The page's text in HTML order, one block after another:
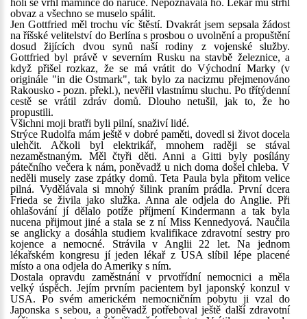
holi se vrhl mamince do náruče. Nepoznávala ho. Lékař mu strhl
obvaz a všechno se muselo spálit.
Jen Gottfried měl trochu víc štěstí. Dvakrát jsem sepsala žádost
na říšské velitelství do Berlína s prosbou o uvolnění a propuštění
dosud žijících dvou synů naší rodiny z vojenské služby.
Gottfried byl právě v severním Rusku na stavbě železnice, a
když přišel rozkaz, že se má vrátit do Východní Marky (v
originále "in die Ostmark", tak bylo za nacizmu přejmenováno
Rakousko - pozn. překl.), nevěřil vlastnímu sluchu. Po třítýdenní
cestě se vrátil zdráv domů. Dlouho netušil, jak to, že ho
propustili.
Všichni moji bratři byli pilní, snaživí lidé.
Strýce Rudolfa mám ještě v dobré paměti, dovedl si život docela
ulehčit. Ačkoli byl elektrikář, mnohem raději se stával
nezaměstnaným. Měl čtyři děti. Anni a Gitti byly posílány
pátečního večera k nám, poněvadž u nich doma došel chleba. V
neděli musely zase zpátky domů. Teta Paula byla přitom velice
pilná. Vydělávala si mnohý šilink praním prádla. První dcera
Frieda se živila jako služka. Anna ale odjela do Anglie. Při
ohlašování jí dělalo potíže příjmení Kindermann a tak byla
nucena přijmout jiné a stala se z ní Miss Kennedyová. Naučila
se anglicky a dosáhla studiem kvalifikace zdravotní sestry pro
kojence a nemocné. Strávila v Anglii 22 let. Na jednom
lékařském kongresu jí jeden lékař z USA slíbil lépe placené
místo a ona odjela do Ameriky s ním.
Dostala opravdu zaměstnání v prvotřídní nemocnici a měla
velký úspěch. Jejím prvním pacientem byl japonský konzul v
USA. Po svém americkém nemocničním pobytu ji vzal do
Japonska s sebou, a poněvadž potřeboval ještě další zdravotní